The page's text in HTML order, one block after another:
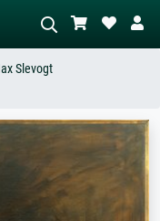
de scène – bijv. groene
abstract met veel rood, donker
staand naakt naast
een boom.
Slevogt